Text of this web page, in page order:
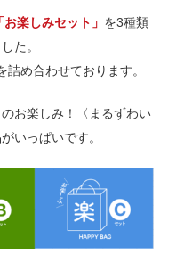
「お楽しみセット」 を3種類
た。
め合わせております。
お楽しみ！〈まるずわい
いっぱいです。